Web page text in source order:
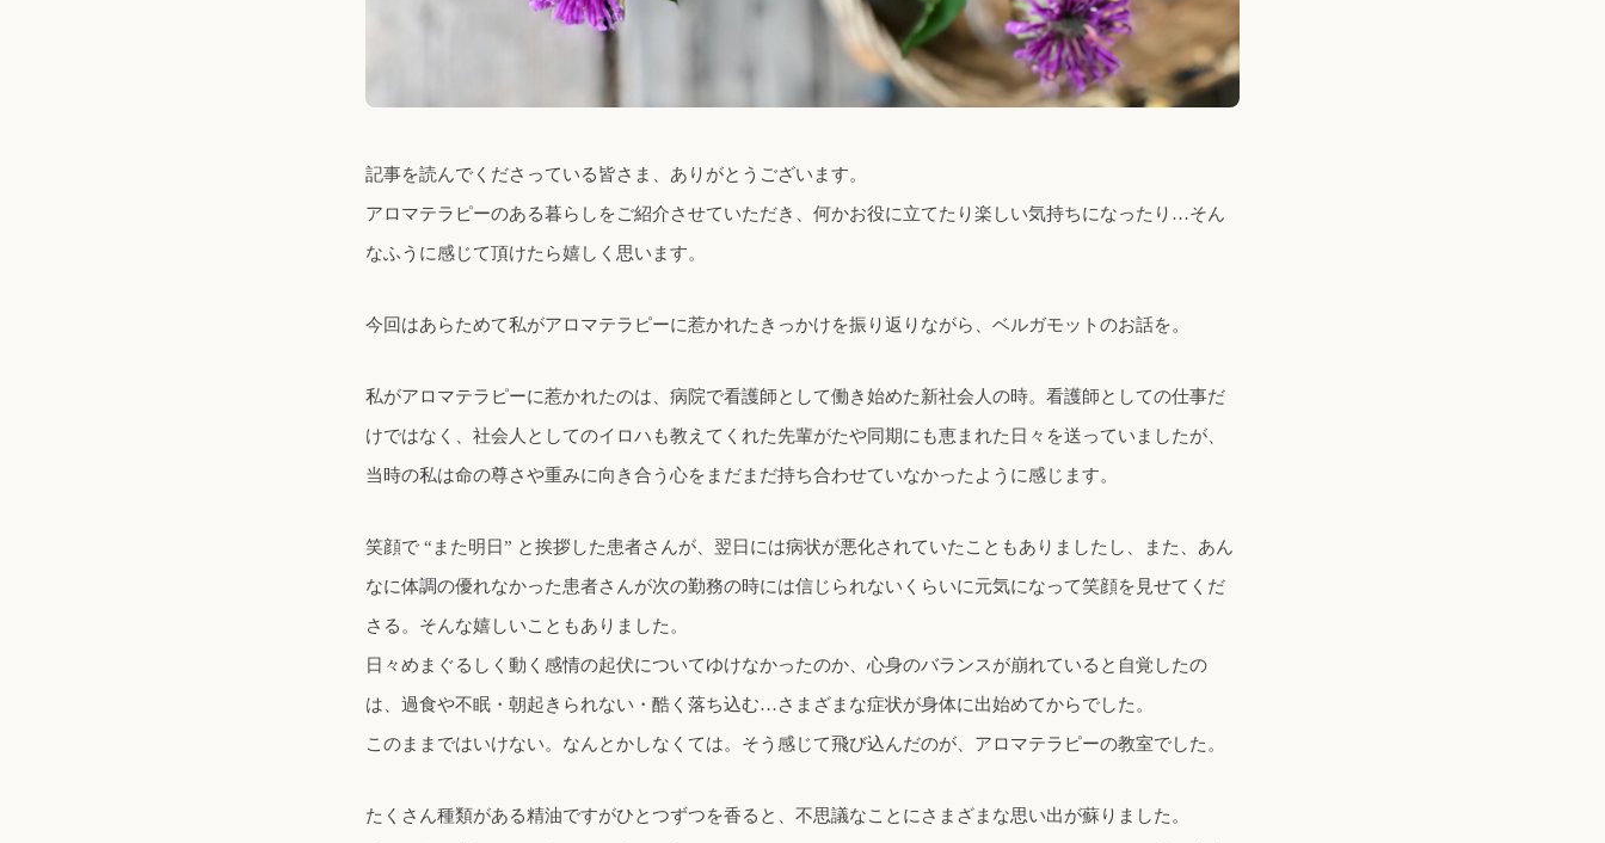
記事を読んでくださっている皆さま、ありがとうございます。
アロマテラピーのある暮らしをご紹介させていただき、何かお役に立てたり楽しい気持ちになったり…そん
なふうに感じて頂けたら嬉しく思います。
今回はあらためて私がアロマテラピーに惹かれたきっかけを振り返りながら、ベルガモットのお話を。
私がアロマテラピーに惹かれたのは、病院で看護師として働き始めた新社会人の時。看護師としての仕事だ
けではなく、社会人としてのイロハも教えてくれた先輩がたや同期にも恵まれた日々を送っていましたが、
当時の私は命の尊さや重みに向き合う心をまだまだ持ち合わせていなかったように感じます。
笑顔で “また明日” と挨拶した患者さんが、翌日には病状が悪化されていたこともありましたし、また、あん
なに体調の優れなかった患者さんが次の勤務の時には信じられないくらいに元気になって笑顔を見せてくだ
さる。そんな嬉しいこともありました。
日々めまぐるしく動く感情の起伏についてゆけなかったのか、心身のバランスが崩れていると自覚したの
は、過食や不眠・朝起きられない・酷く落ち込む…さまざまな症状が身体に出始めてからでした。
このままではいけない。なんとかしなくては。そう感じて飛び込んだのが、アロマテラピーの教室でした。
たくさん種類がある精油ですがひとつずつを香ると、不思議なことにさまざまな思い出が蘇りました。